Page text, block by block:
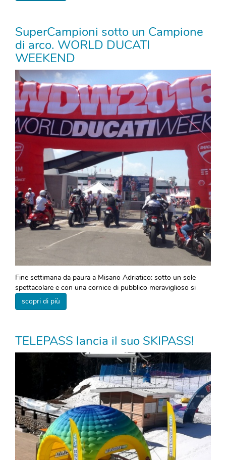
SuperCampioni sotto un Campione
di arco. WORLD DUCATI
WEEKEND
Fine settimana da paura a Misano Adriatico: sotto un sole
spettacolare e con una cornice di pubblico meraviglioso si
scopri di più
TELEPASS lancia il suo SKIPASS!